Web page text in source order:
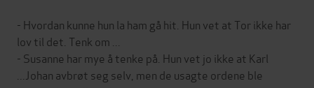
- Hvordan kunne hun la ham gå hit. Hun vet at Tor ikke har
lov til det. Tenk om ...
- Susanne har mye å tenke på. Hun vet jo ikke at Karl
...Johan avbrøt seg selv, men de usagte ordene ble